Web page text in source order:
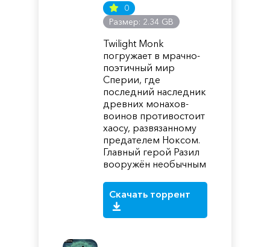
0
Размер: 2.34 GB
Twilight Monk
погружает в мрачно-
поэтичный мир
Сперии, где
последний наследник
древних монахов-
воинов противостоит
хаосу, развязанному
предателем Ноксом.
Главный герой Разил
вооружён необычным
Скачать торрент